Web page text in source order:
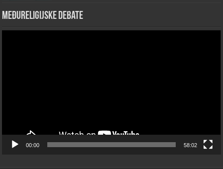
Međureligijske debate
00:00 58:02